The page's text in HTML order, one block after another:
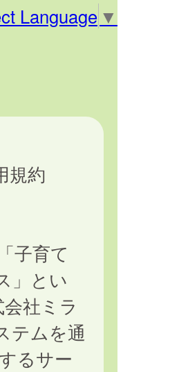
Language ▼
規約
子育て
」とい
社ミラ
テムを通
るサー